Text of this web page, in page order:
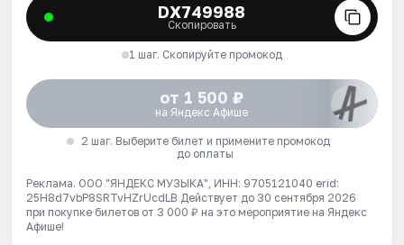
DX749988
Скопировать
1 шаг. Скопируйте промокод
от 1 500 ₽
на Яндекс Афише
2 шаг. Выберите билет и примените промокод
до оплаты
Реклама. ООО "ЯНДЕКС МУЗЫКА", ИНН: 9705121040 erid:
25H8d7vbP8SRTvHZrUcdLB Действует до 30 сентября 2026
при покупке билетов от 3 000 ₽ на это мероприятие на Яндекс
Афише!